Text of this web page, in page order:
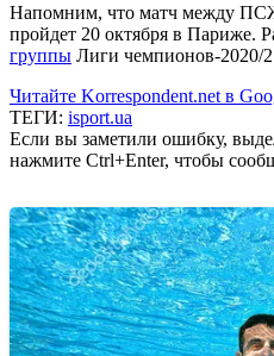
Напомним, что матч между
пройдет 20 октября в Париже.
группы Лиги чемпионов-2020/
Читайте Korrespondent.net в
ТЕГИ: isport.ua
Если вы заметили ошибку,
нажмите Ctrl+Enter, чтобы